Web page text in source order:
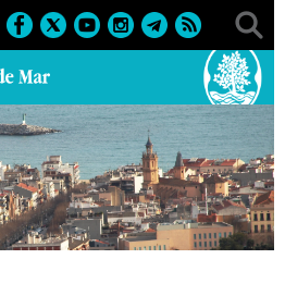
> 25-03-2010